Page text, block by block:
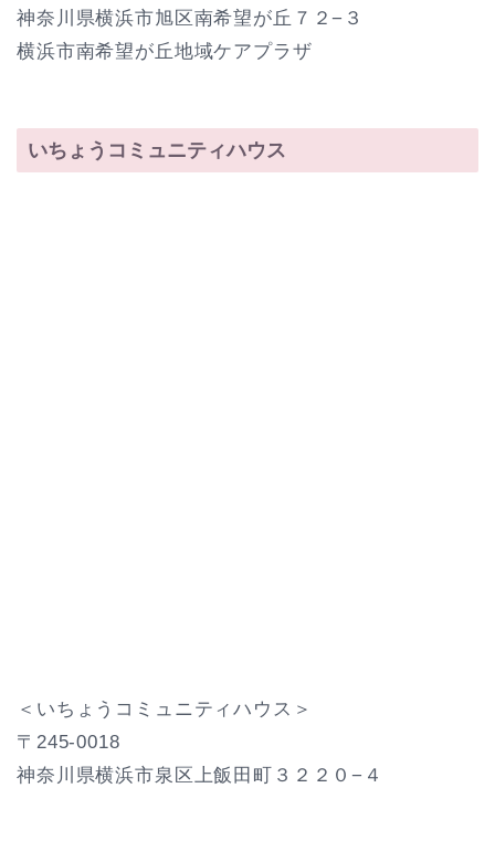
神奈川県横浜市旭区南希望が丘７２−３
横浜市南希望が丘地域ケアプラザ
いちょうコミュニティハウス
＜いちょうコミュニティハウス＞
〒245-0018
神奈川県横浜市泉区上飯田町３２２０−４